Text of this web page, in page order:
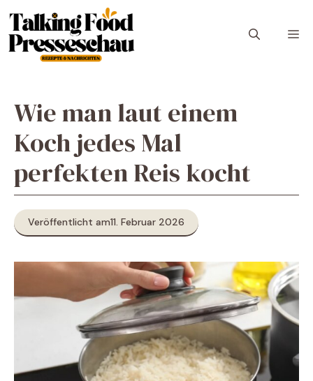
Inhalt
springen
Wie man laut einem
Koch jedes Mal
perfekten Reis kocht
Veröffentlicht am11. Februar 2026